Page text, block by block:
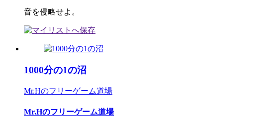
音を侵略せよ。
1000分の1の沼
Mr.Hのフリーゲーム道場
Mr.Hのフリーゲーム道場